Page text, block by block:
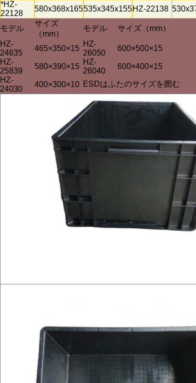
*HZ-
22128
580x368x165535x345x155HZ-22138
モデル
サイズ
（mm）
モデル サイズ（mm）
HZ-
24635
465×350×15
HZ-
26050
600×500×15
HZ-
25839
580×390×15
HZ-
26040
600×400×15
HZ-
24030
400×300×10 ESDはふたのサイズを囲む